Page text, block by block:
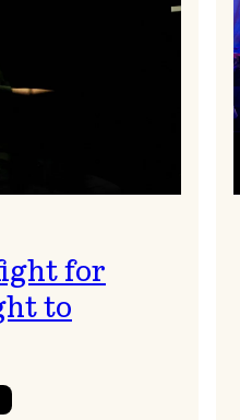
for
to